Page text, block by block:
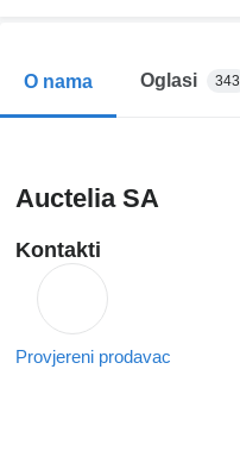
O nama Oglasi 343
Auctelia SA
Kontakti
Provjereni prodavac